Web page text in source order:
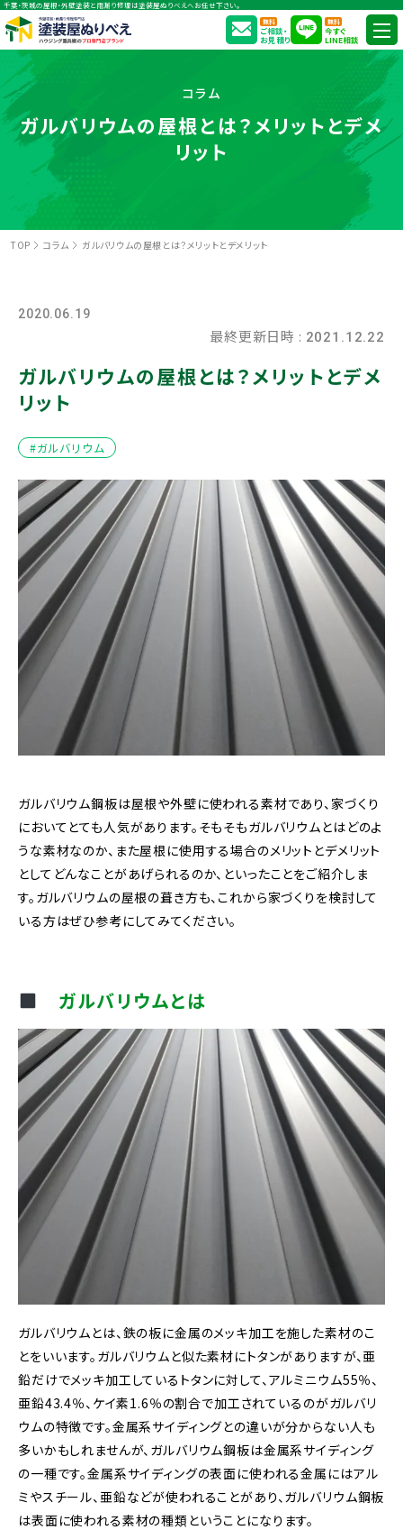
千葉・茨城の屋根・外壁塗装と雨漏り修理は塗装屋ぬりべえへお任せ下さい。
無料
ご相談・
お見積り
無料
今すぐ
LINE相談
コラム
ガルバリウムの屋根とは？メリットとデメ
リット
TOP コラム ガルバリウムの屋根とは？メリットとデメリット
2020.06.19
最終更新日時 : 2021.12.22
ガルバリウムの屋根とは？メリットとデメ
リット
#ガルバリウム
ガルバリウム鋼板は屋根や外壁に使われる素材であり、家づくり
においてとても人気があります。そもそもガルバリウムとはどのよ
うな素材なのか、また屋根に使用する場合のメリットとデメリット
としてどんなことがあげられるのか、といったことをご紹介しま
す。ガルバリウムの屋根の葺き方も、これから家づくりを検討して
いる方はぜひ参考にしてみてください。
ガルバリウムとは
ガルバリウムとは、鉄の板に金属のメッキ加工を施した素材のこ
とをいいます。ガルバリウムと似た素材にトタンがありますが、亜
鉛だけでメッキ加工しているトタンに対して、アルミニウム55％、
亜鉛43.4％、ケイ素1.6％の割合で加工されているのがガルバリ
ウムの特徴です。金属系サイディングとの違いが分からない人も
多いかもしれませんが、ガルバリウム鋼板は金属系サイディング
の一種です。金属系サイディングの表面に使われる金属にはアル
ミやスチール、亜鉛などが使われることがあり、ガルバリウム鋼板
は表面に使われる素材の種類ということになります。